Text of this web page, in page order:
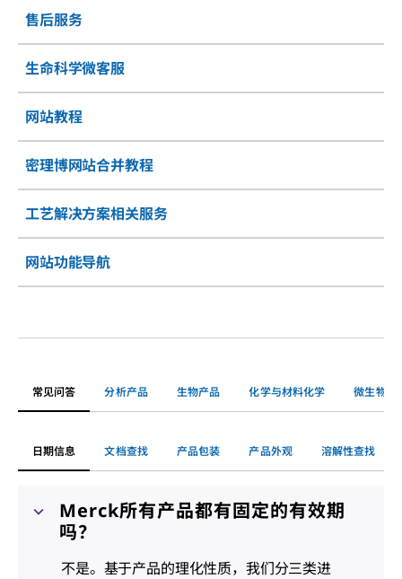
售后服务
生命科学微客服
网站教程
密理博网站合并教程
工艺解决方案相关服务
网站功能导航
常见问答 分析产品 生物产品 化学与材料化学 微生物监
日期信息 文档查找 产品包装 产品外观 溶解性查找
Merck所有产品都有固定的有效期
吗？
不是。基于产品的理化性质，我们分三类进